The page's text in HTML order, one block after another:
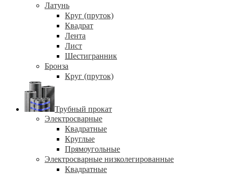
Латунь
Круг (пруток)
Квадрат
Лента
Лист
Шестигранник
Бронза
Круг (пруток)
Трубный прокат
Электросварные
Квадратные
Круглые
Прямоугольные
Электросварные низколегированные
Квадратные